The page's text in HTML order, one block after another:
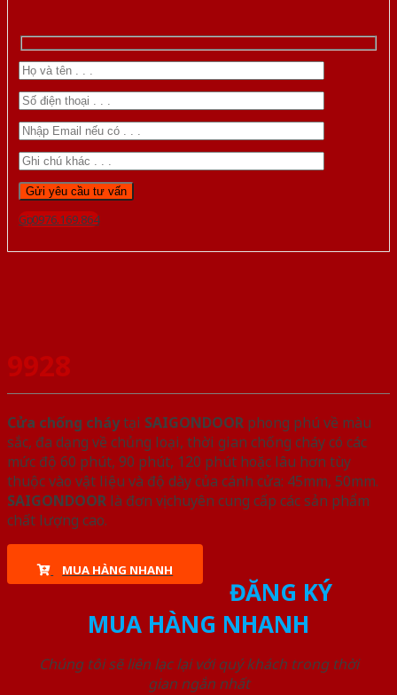
Gọi 0976.169.864
9928
Cửa chống cháytại SAIGONDOOR phong phú về màu
sắc, đa dạng về chủng loại, thời gian chống cháy có các
mức độ 60 phút, 90 phút, 120 phút hoặc lâu hơn tùy
thuộc vào vật liệu và độ dày của cánh cửa: 45mm, 50mm.
SAIGONDOOR là đơn vị chuyên cung cấp các sản phẩm
chất lượng cao.
MUA HÀNG NHANH
ĐĂNG KÝ
MUA HÀNG NHANH
Chúng tôi sẽ liên lạc lại với quý khách trong thời
gian ngắn nhất